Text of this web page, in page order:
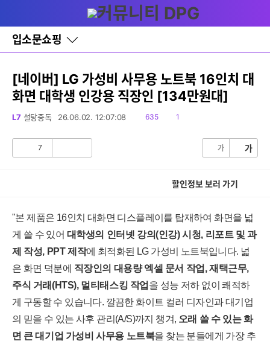
와
홈
입소문쇼핑
바
로
기
레
이
어
창
글
[네이버] LG 가성비 사무용 노트북 16인치 대
화면 대학생 인강용 직장인 [134만원대]
L7 설탕중독 26.06.02. 12:07:08
읽
635
댓1
7 가 가
할인정보 보러 가기
"본 제품은 16인치 대화면 디스플레이를 탑재하여 화면을 넓
게 쓸 수 있어 대학생의 인터넷 강의(인강) 시청, 리포트 및 과
제 작성, PPT 제작에 최적화된 LG 가성비 노트북입니다. 넓
은 화면 덕분에 직장인의 대용량 엑셀 문서 작업, 재택근무,
주식 거래(HTS), 멀티태스킹 작업 을 성능 저하 없이 쾌적하
게 구동할 수 있습니다. 깔끔한 화이트 컬러 디자인과 대기업
의 믿을 수 있는 사후 관리(A/S)까지 챙겨, 오래 쓸 수 있는 화
면 큰 대기업 가성비 사무용 노트북을 찾는 분들에게 가장 추